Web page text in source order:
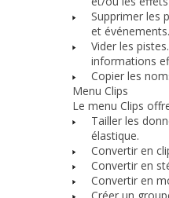
Supprimer les
et
Vider les pistes.
informations
Copier les
Menu Clips
Le menu Clips
Tailler les
élastique.
Convertir en
Convertir en
Convertir en